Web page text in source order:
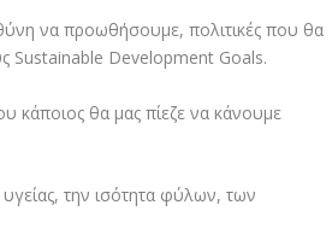
να προωθήσουμε, πολιτικές που θα
Sustainable Development Goals.
κάποιος θα μας πίεζε να κάνουμε
την ισότητα φύλων, των